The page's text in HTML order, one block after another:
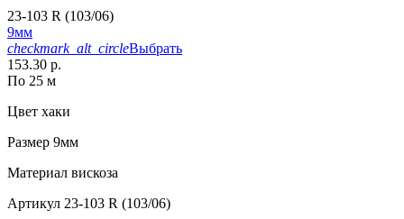
23-103 R (103/06)
9мм
checkmark_alt_circleВыбрать
153.30 р.
По 25 м
Цвет хаки
Размер 9мм
Материал вискоза
Артикул 23-103 R (103/06)